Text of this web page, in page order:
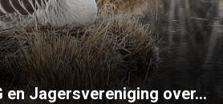
en Jagersvereniging over…